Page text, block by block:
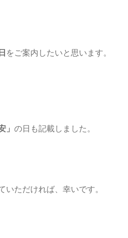
をご案内したいと思います。
」 の日も記載しました。
ただければ、幸いです。